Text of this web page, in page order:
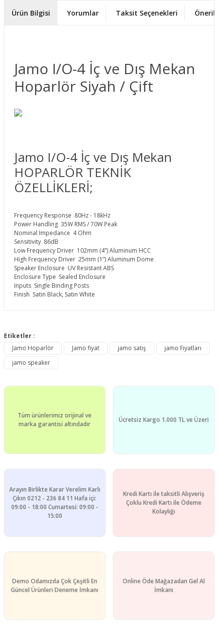
Ürün Bilgisi Yorumlar Taksit Seçenekleri
Jamo I/O-4 İç ve Dış Mekan
Hoparlör Siyah / Çift
Jamo I/O-4 İç ve Dış Mekan
HOPARLÖR TEKNİK
ÖZELLİKLERİ;
Frequency Response 80Hz - 18kHz
Power Handling 35W RMS / 70W Peak
Nominal Impedance 4 Ohm
Sensitivity 86dB
Low Frequency Driver 102mm (4”) Aluminum HCC
High Frequency Driver 25mm (1”) Aluminum Dome
Speaker Enclosure UV Resistant ABS
Enclosure Type Sealed Enclosure
Inputs Single Binding Posts
Finish Satin Black, Satin White
konularda yetersiz gördüğünüz noktaları öneri formunu
Görüş ve önerileriniz için teşekkür ederiz.
Ürün açıklamasında eksik bilgiler bulunuyor.
Ürün fiyatı diğer sitelerden daha pahalı.
Etiketler :
Jamo Hoparlör
Jamo fiyat jamo satış
jamo Fiyatları
jamo speaker
Tüm ürünlerimiz orijinal ve
marka garantisi altındadır
Ücretsiz Kargo 1.000 TL ve Üzeri
Arayın Birlikte Karar Verelim Karlı
Çıkın 0212 - 236 84 11 Hafa içi:
09:00 - 18:00 Cumartesi: 09:00 -
15:00
Kredi Kartı ile taksitli Alışveriş
Çoklu Kredi Kartı ile Ödeme
Kolaylığı
Demo Odamızda Çok Çeşitli En
Güncel Ürünleri Deneme İmkanı
Online Öde Mağazadan Gel Al
İmkanı